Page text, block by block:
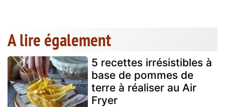
A lire également
5 recettes irrésistibles à
base de pommes de
terre à réaliser au Air
Fryer